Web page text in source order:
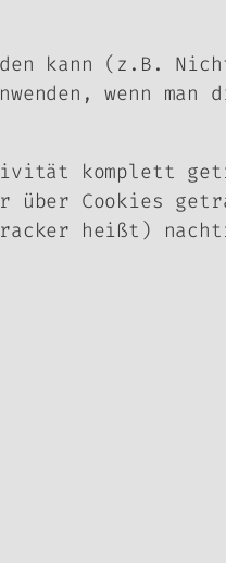
kann (z.B.
wenn
komplett
über Cookies
heißt)